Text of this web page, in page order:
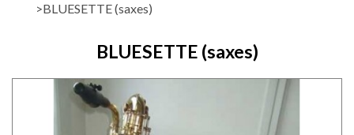
>BLUESETTE (saxes)
BLUESETTE (saxes)